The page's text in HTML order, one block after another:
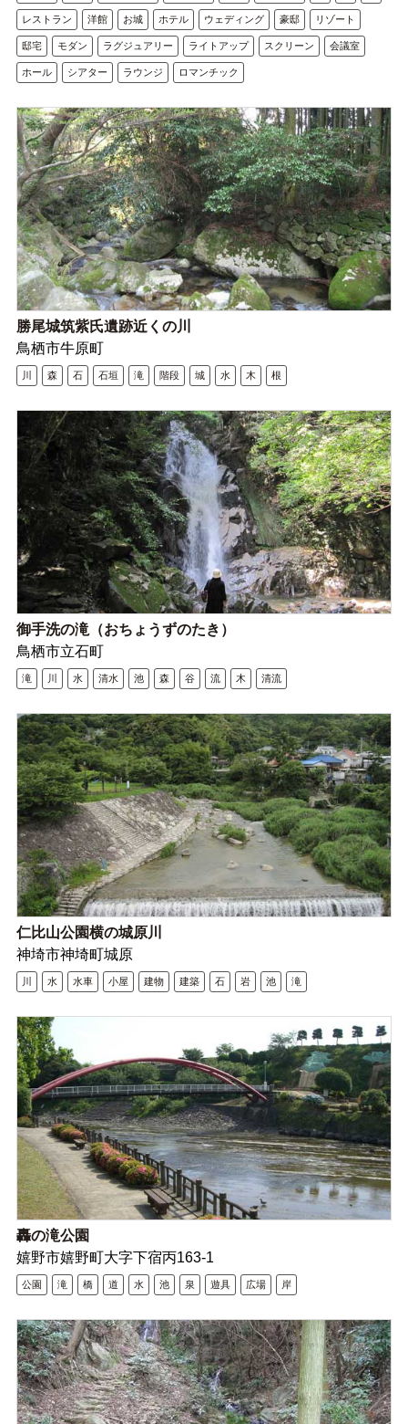
レストラン 洋館 お城 ホテル ウェディング 豪邸 リゾート
邸宅 モダン ラグジュアリー ライトアップ スクリーン 会議室
ホール シアター ラウンジ ロマンチック
勝尾城筑紫氏遺跡近くの川
鳥栖市牛原町
川 森 石 石垣 滝 階段 城 水 木 根
御手洗の滝（おちょうずのたき）
鳥栖市立石町
滝 川 水 清水 池 森 谷 流 木 清流
仁比山公園横の城原川
神埼市神埼町城原
川 水 水車 小屋 建物 建築 石 岩 池 滝
轟の滝公園
嬉野市嬉野町大字下宿丙163-1
公園 滝 橋 道 水 池 泉 遊具 広場 岸